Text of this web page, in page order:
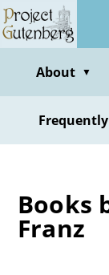
Skip
to
contentAbout ▼
Books
Franz